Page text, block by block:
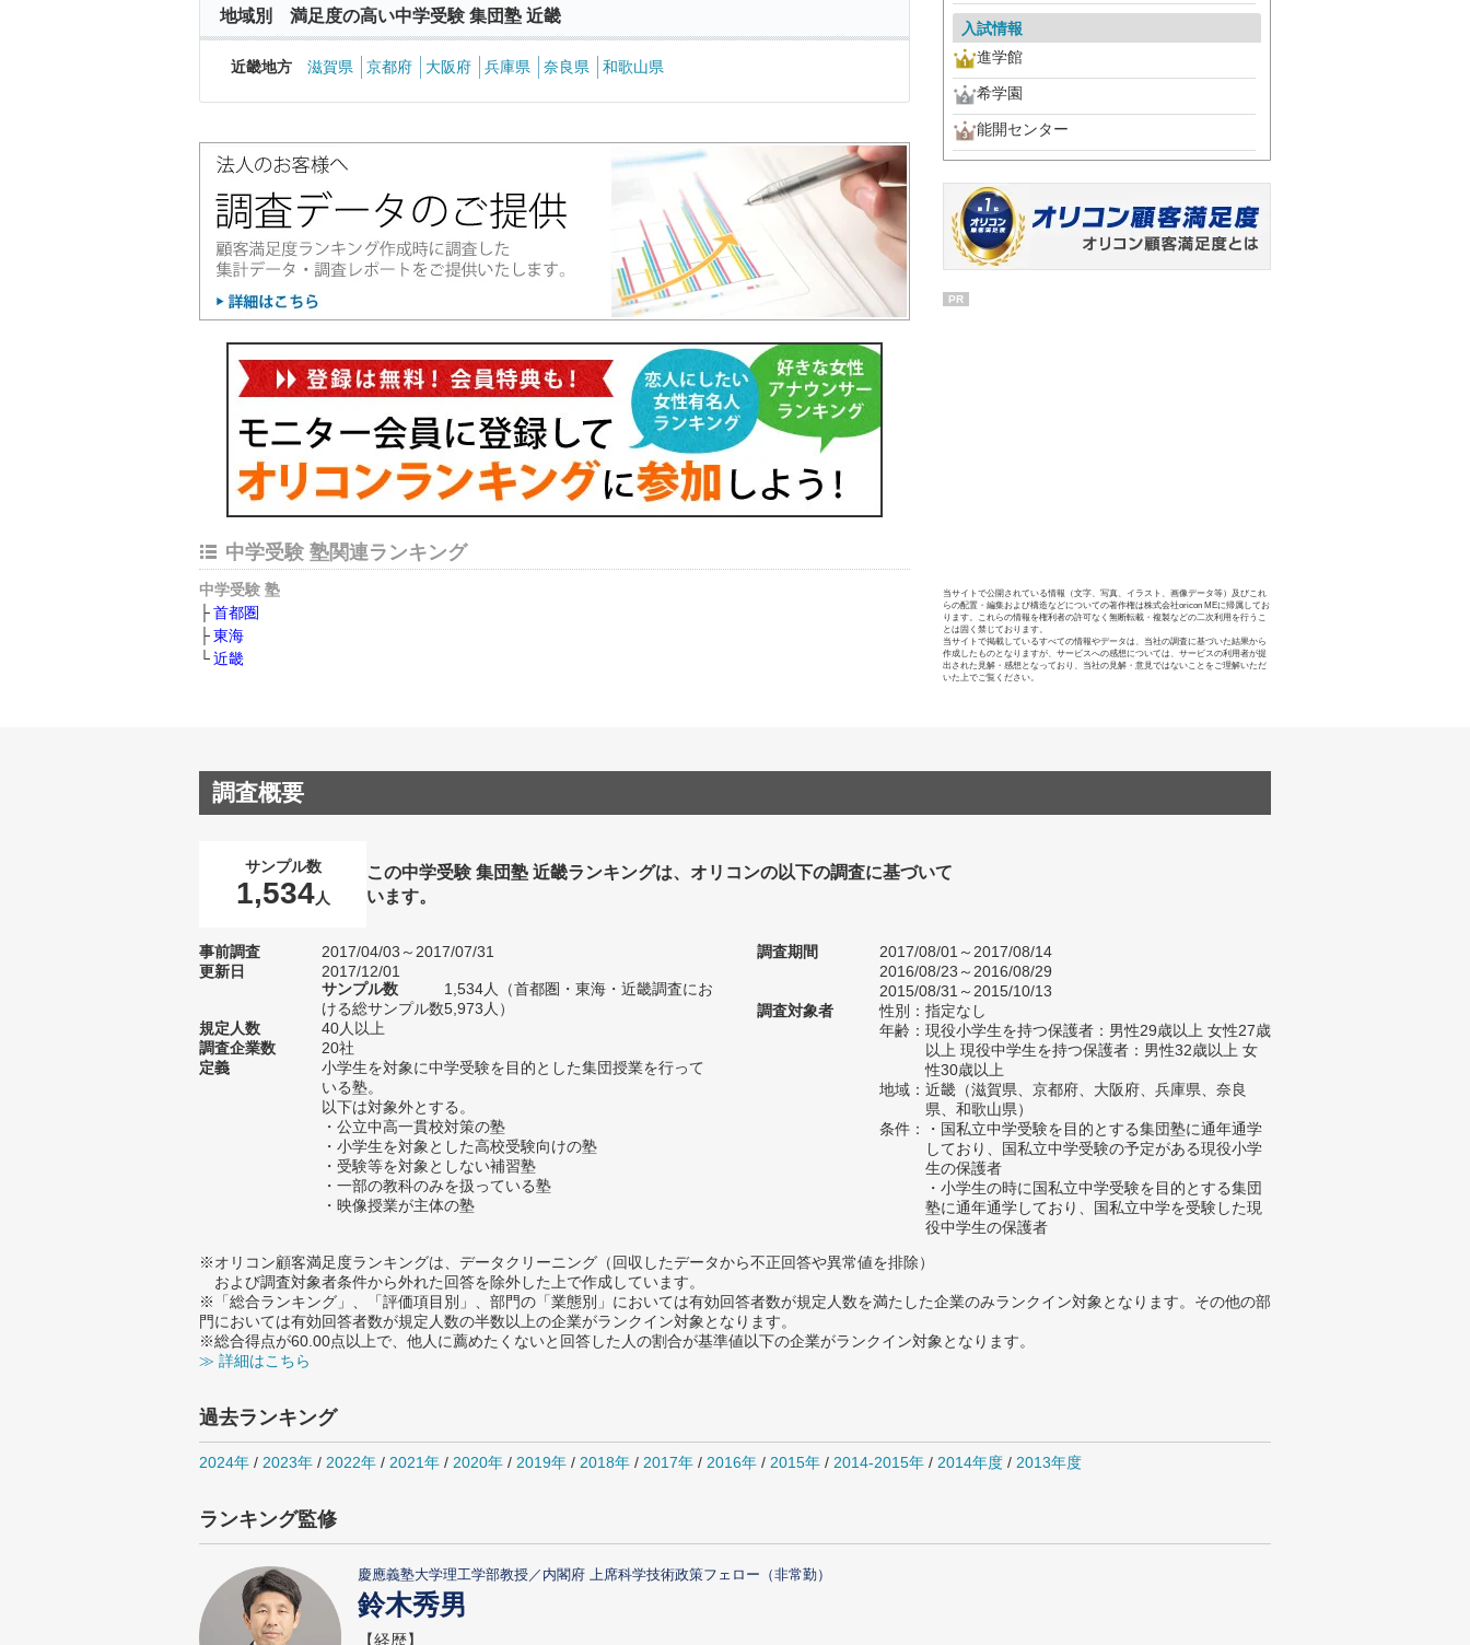
地域別 満足度の高い中学受験 集団塾 近畿
近畿地方 滋賀県 京都府 大阪府 兵庫県 奈良県 和歌山県
中学受験 塾関連ランキング
中学受験 塾
首都圏
東海
近畿
入試情報
進学館
希学園
能開センター
PR
当サイトで公開されている情報（文字、写真、イラスト、画像データ等）及びこれ
らの配置・編集および構造などについての著作権は株式会社oricon MEに帰属してお
ります。これらの情報を権利者の許可なく無断転載・複製などの二次利用を行うこ
とは固く禁じております。
当サイトで掲載しているすべての情報やデータは、当社の調査に基づいた結果から
作成したものとなりますが、サービスへの感想については、サービスの利用者が提
出された見解・感想となっており、当社の見解・意見ではないことをご理解いただ
いた上でご覧ください。
調査概要
サンプル数
1,534人
この中学受験 集団塾 近畿ランキングは、オリコンの以下の調査に基づいて
います。
事前調査
2017/04/03～2017/07/31
更新日
2017/12/01
サンプル数
1,534人（首都圏・東海・近畿調査にお
ける総サンプル数5,973人）
規定人数
40人以上
調査企業数
20社
定義
小学生を対象に中学受験を目的とした集団授業を行って
いる塾。
以下は対象外とする。
・公立中高一貫校対策の塾
・小学生を対象とした高校受験向けの塾
・受験等を対象としない補習塾
・一部の教科のみを扱っている塾
・映像授業が主体の塾
調査期間
2017/08/01～2017/08/14
2016/08/23～2016/08/29
2015/08/31～2015/10/13
調査対象者
性別：指定なし
年齢：現役小学生を持つ保護者：男性29歳以上 女性27歳
以上 現役中学生を持つ保護者：男性32歳以上 女
性30歳以上
地域：近畿（滋賀県、京都府、大阪府、兵庫県、奈良
県、和歌山県）
条件：・国私立中学受験を目的とする集団塾に通年通学
しており、国私立中学受験の予定がある現役小学
生の保護者
・小学生の時に国私立中学受験を目的とする集団
塾に通年通学しており、国私立中学を受験した現
役中学生の保護者
※オリコン顧客満足度ランキングは、データクリーニング（回収したデータから不正回答や異常値を排除）
および調査対象者条件から外れた回答を除外した上で作成しています。
※「総合ランキング」、「評価項目別」、部門の「業態別」においては有効回答者数が規定人数を満たした企業のみランクイン対象となります。その他の部
門においては有効回答者数が規定人数の半数以上の企業がランクイン対象となります。
※総合得点が60.00点以上で、他人に薦めたくないと回答した人の割合が基準値以下の企業がランクイン対象となります。
≫ 詳細はこちら
過去ランキング
2024年 / 2023年 / 2022年 / 2021年 / 2020年 / 2019年 / 2018年 / 2017年 / 2016年 / 2015年 / 2014-2015年 / 2014年度 / 2013年度
ランキング監修
慶應義塾大学理工学部教授／内閣府 上席科学技術政策フェロー（非常勤）
鈴木秀男
【経歴】